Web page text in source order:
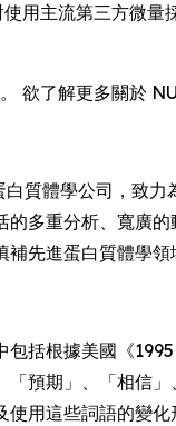
用主流第三方微
欲了解更多關於
質體學公司，致
多重分析、寬廣
補先進蛋白質體學
包括根據美國《
預期」、「相信
用這些詞語的變